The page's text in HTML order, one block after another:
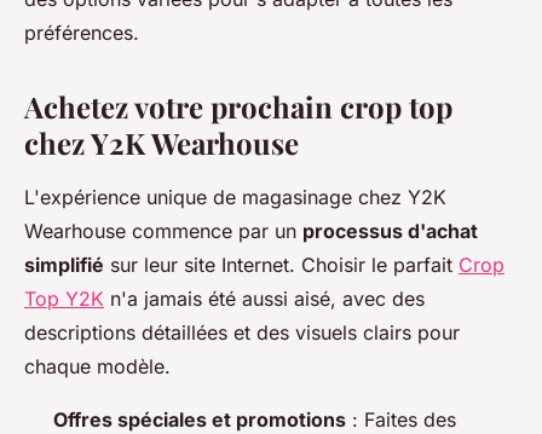
préférences.
Achetez votre prochain crop top
chez Y2K Wearhouse
L'expérience unique de magasinage chez Y2K
Wearhouse commence par un processus d'achat
simplifié sur leur site Internet. Choisir le parfait Crop
Top Y2K n'a jamais été aussi aisé, avec des
descriptions détaillées et des visuels clairs pour
chaque modèle.
Offres spéciales et promotions : Faites des